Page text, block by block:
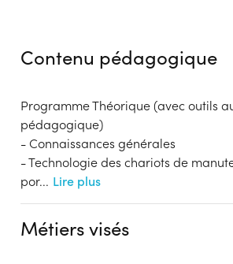
Contenu pédagogique
Programme Théorique (avec outils
pédagogique)
- Connaissances générales
- Technologie des chariots de
por... Lire plus
Métiers visés